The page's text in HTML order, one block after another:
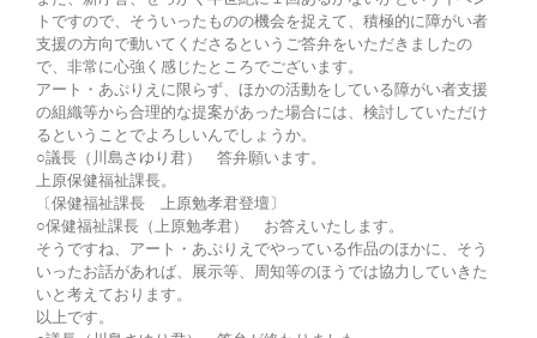
トですので、そういったものの機会を捉えて、積極的に障がい者
支援の方向で動いてくださるというご答弁をいただきましたの
で、非常に心強く感じたところでございます。
アート・あぷりえに限らず、ほかの活動をしている障がい者支援
の組織等から合理的な提案があった場合には、検討していただけ
るということでよろしいんでしょうか。
○議長（川島さゆり君） 答弁願います。
上原保健福祉課長。
〔保健福祉課長 上原勉孝君登壇〕
○保健福祉課長（上原勉孝君） お答えいたします。
そうですね、アート・あぷりえでやっている作品のほかに、そう
いったお話があれば、展示等、周知等のほうでは協力していきた
いと考えております。
以上です。